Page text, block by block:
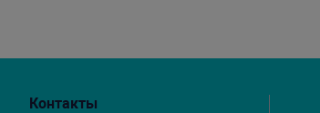
Контакты